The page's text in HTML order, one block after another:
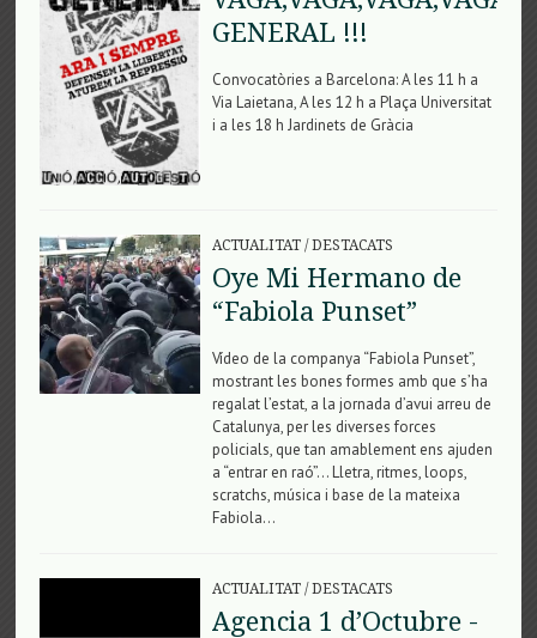
GENERAL !!!
Convocatòries a Barcelona: A les 11 h a
Via Laietana, A les 12 h a Plaça Universitat
i a les 18 h Jardinets de Gràcia
ACTUALITAT/DESTACATS
Oye Mi Hermano de
“Fabiola Punset”
Vídeo de la companya “Fabiola Punset”,
mostrant les bones formes amb que s’ha
regalat l’estat, a la jornada d’avui arreu de
Catalunya, per les diverses forces
policials, que tan amablement ens ajuden
a “entrar en raó”… Lletra, ritmes, loops,
scratchs, música i base de la mateixa
Fabiola…
ACTUALITAT/DESTACATS
Agencia 1 d’Octubre -